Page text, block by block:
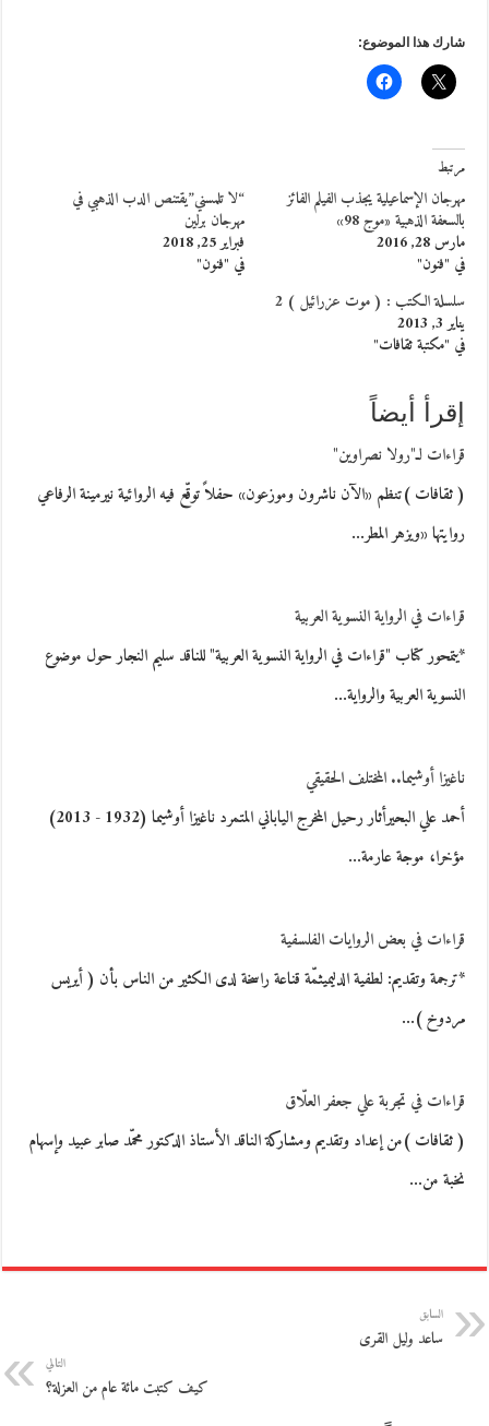
شارك هذا الموضوع:
مرتبط
مهرجان الإسماعيلية يجذب الفيلم الفائز
بالسعفة الذهبية «موج 98»
مارس 28, 2016
في "فنون"
“لا تلمسني”يقتنص الدب الذهبي في
مهرجان برلين
فبراير 25, 2018
في "فنون"
سلسلة الكتب : ( موت عزرائيل ) 2
يناير 3, 2013
في "مكتبة ثقافات"
إقرأ أيضاً
قراءات لـ"رولا نصراوين"
( ثقافات )تنظم «الآن ناشرون وموزعون» حفلاً توقّع فيه الروائية نيرمينة الرفاعي
روايتها «ويزهر المطر…
قراءات في الرواية النسوية العربية
*يتمحور كتاب "قراءات في الرواية النسوية العربية" للناقد سليم النجار حول موضوع
النسوية العربية والرواية…
ناغيزا أوشيما.. المختلف الحقيقي
أحمد علي البحيرأثار رحيل المخرج الياباني المتمرد ناغيزا أوشيما (1932 - 2013)
مؤخرا، موجة عارمة…
قراءات في بعض الروايات الفلسفية
*ترجمة وتقديم: لطفية الدليميثمّة قناعة راسخة لدى الكثير من الناس بأن ( أيريس
مردوخ )…
قراءات في تجربة علي جعفر العلّاق
( ثقافات )من إعداد وتقديم ومشاركة الناقد الأستاذ الدكتور محمّد صابر عبيد وإسهام
نخبة من…
السابق
ساعد وليل القرى
التالي
كيف كتبت مائة عام من العزلة؟